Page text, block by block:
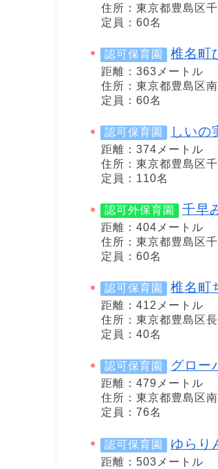
住所：東京都豊島区
定員：60名
認可保育園 椎名町
距離：363メートル
住所：東京都豊島区
定員：60名
認可保育園 しいの
距離：374メートル
住所：東京都豊島区
定員：110名
認可外保育園 千早
距離：404メートル
住所：東京都豊島区
定員：60名
認可保育園 椎名町
距離：412メートル
住所：東京都豊島区
定員：40名
認可保育園 グロー
距離：479メートル
住所：東京都豊島区
定員：76名
認可保育園 ゆらり
距離：503メートル